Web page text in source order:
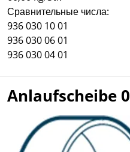
Сравнительные числа:
936 030 10 01
936 030 06 01
936 030 04 01
Anlaufscheibe